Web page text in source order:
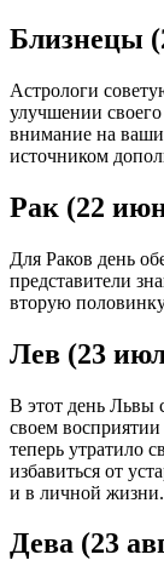
Близнецы
Астрологи
улучшении
внимание на
источником
Рак (22
Для Раков день
представители
вторую
Лев (23
В этот день Львы
своем
теперь утратило
избавиться от
и в личной жизни.
Дева (23